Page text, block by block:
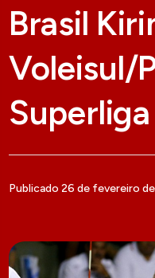
Brasil
Voleisul/
Superliga
Publicado 26 de fevereiro